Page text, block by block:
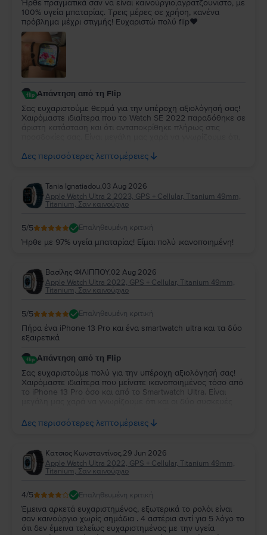
Ήρθε πραγματικά σαν να είναι καινούργιο,αγρατζουνιστο, με
100% υγεία μπαταρίας. Τρεις μέρες σε χρήση, κανένα
πρόβλημα μέχρι στιγμής! Ευχαριστώ πολύ flip❤️
Απάντηση από τη Flip
Σας ευχαριστούμε θερμά για την υπέροχη αξιολόγησή σας!
Χαιρόμαστε ιδιαίτερα που το Watch SE 2022 παραδόθηκε σε
άριστη κατάσταση και ότι ανταποκρίθηκε πλήρως στις
απολαύσετε τη νέα σας συσκευή για πολλά χρόνια!
Δες περισσότερες λεπτομέρειες
Tania Ignatiadou,03 Aug 2026
Apple Watch Ultra 2 2023, GPS + Cellular, Titanium 49mm,
Titanium, Σαν καινούργιο
5/5 Επαληθευμένη κριτική
Ήρθε με 97% υγεία μπαταρίας! Είμαι πολύ ικανοποιημένη!
Βασίλης ΦΙΛΙΠΠΟΥ,02 Aug 2026
Apple Watch Ultra 2022, GPS + Cellular, Titanium 49mm,
Titanium, Σαν καινούργιο
5/5 Επαληθευμένη κριτική
Πήρα ένα iPhone 13 Pro και ένα smartwatch ultra και τα δύο
εξαιρετικά
Απάντηση από τη Flip
Σας ευχαριστούμε πολύ για την υπέροχη αξιολόγησή σας!
Χαιρόμαστε ιδιαίτερα που μείνατε ικανοποιημένος τόσο από
το iPhone 13 Pro όσο και από το Smartwatch Ultra. Είναι
την εμπιστοσύνη σας και ευχόμαστε να τα χαρείτε και τα
Δες περισσότερες λεπτομέρειες
Κατσιος Κωνσταντίνος,29 Jun 2026
Apple Watch Ultra 2022, GPS + Cellular, Titanium 49mm,
Titanium, Σαν καινούργιο
4/5 Επαληθευμένη κριτική
Έμεινα αρκετά ευχαριστημένος, εξωτερικά το ρολόι είναι
σαν καινούργιο χωρίς σημάδια . 4 αστέρια αντί για 5 λόγο το
ότι δεν έμεινα τελείως ευχαριστημένος με την υγεία